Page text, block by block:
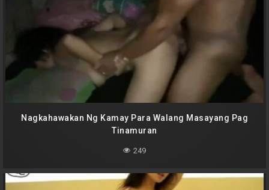
Nagkahawakan Ng Kamay Para Walang Masayang Pag
Tinamuran
249